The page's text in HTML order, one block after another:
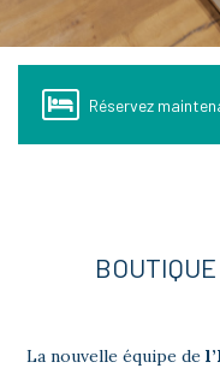
Réservez
La nouvelle équipe de